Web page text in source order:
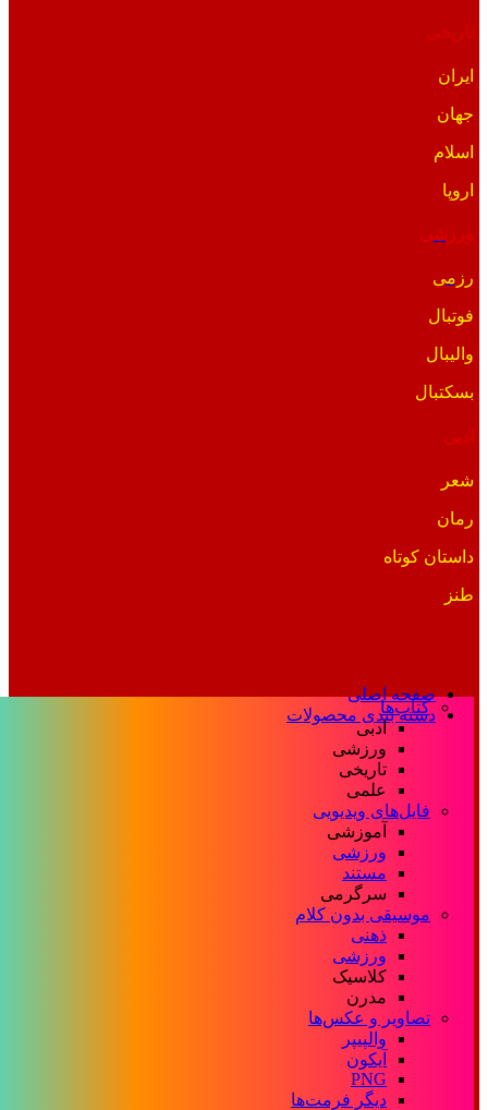
ایران
جهان
اسلام
اروپا
ورزشی
رزمی
فوتبال
والیبال
بسکتبال
ادبی
شعر
رمان
داستان کوتاه
طنز
صفحه اصلی
دسته بندی محصولات
کتاب‌ها
ادبی
ورزشی
تاریخی
علمی
فایل‌های ویدیویی
آموزشی
ورزشی
مستند
سرگرمی
موسیقی بدون کلام
ذهنی
ورزشی
کلاسیک
مدرن
تصاویر و عکس‌ها
والپیپر
آیکون
PNG
دیگر فرمت‌ها